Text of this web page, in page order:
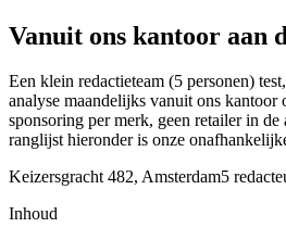
Vanuit ons kantoor aan
Een klein redactieteam (5 personen)
analyse maandelijks vanuit ons kantoor
sponsoring per merk, geen retailer in de
ranglijst hieronder is onze
Keizersgracht 482, Amsterdam5
Inhoud